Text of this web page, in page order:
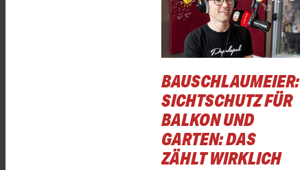
BAUSCHLAUMEIER:
SICHTSCHUTZ FÜR
BALKON UND
GARTEN: DAS
ZÄHLT WIRKLICH